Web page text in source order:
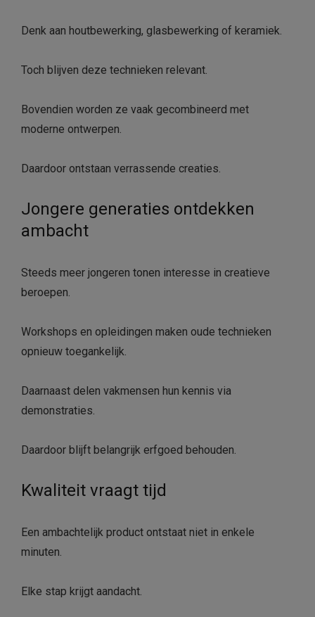
Denk aan houtbewerking, glasbewerking of keramiek.
Toch blijven deze technieken relevant.
Bovendien worden ze vaak gecombineerd met
moderne ontwerpen.
Daardoor ontstaan verrassende creaties.
Jongere generaties ontdekken
ambacht
Steeds meer jongeren tonen interesse in creatieve
beroepen.
Workshops en opleidingen maken oude technieken
opnieuw toegankelijk.
Daarnaast delen vakmensen hun kennis via
demonstraties.
Daardoor blijft belangrijk erfgoed behouden.
Kwaliteit vraagt tijd
Een ambachtelijk product ontstaat niet in enkele
minuten.
Elke stap krijgt aandacht.